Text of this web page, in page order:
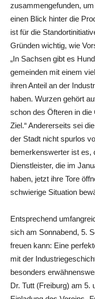
zusammengefunden,
einen Blick hinter die
ist für die
Gründen wichtig, wie
„In Sachsen gibt es
gemeinden mit einem
ihren Anteil an der
haben. Wurzen gehört
schon des Öfteren in
Ziel.“ Andererseits sei
der Stadt nicht spurlos
bemerkenswerter ist es,
Dienstleister, die im
haben, jetzt ihre Tore
schwierige Situation
Entsprechend
sich am Sonnabend, 5.
freuen kann: Eine
mit der
besonders
Dr. Tutt (Freiburg) am 5.